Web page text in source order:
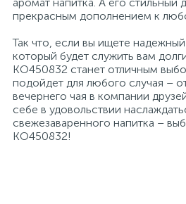
прекрасным дополнением к
Так что, если вы ищете
который будет служить вам
KO450832 станет отличным
подойдет для любого случая –
вечернего чая в компании
себе в удовольствии
свежезаваренного напитка –
KO450832!
средства
Профессиональные
дезинфицирующие
Специальные средства
Расходные материалы
Системы и компоненты
биологического
Многоместные секции
Модульная мягкая мебель